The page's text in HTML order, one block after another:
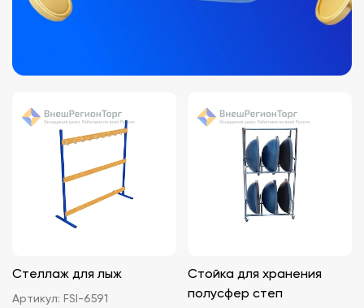
Стеллаж для лыж
Артикул: FSI-6591
Стойка для хранения
полусфер степ